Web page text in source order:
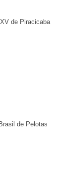
de Piracicaba
de Pelotas